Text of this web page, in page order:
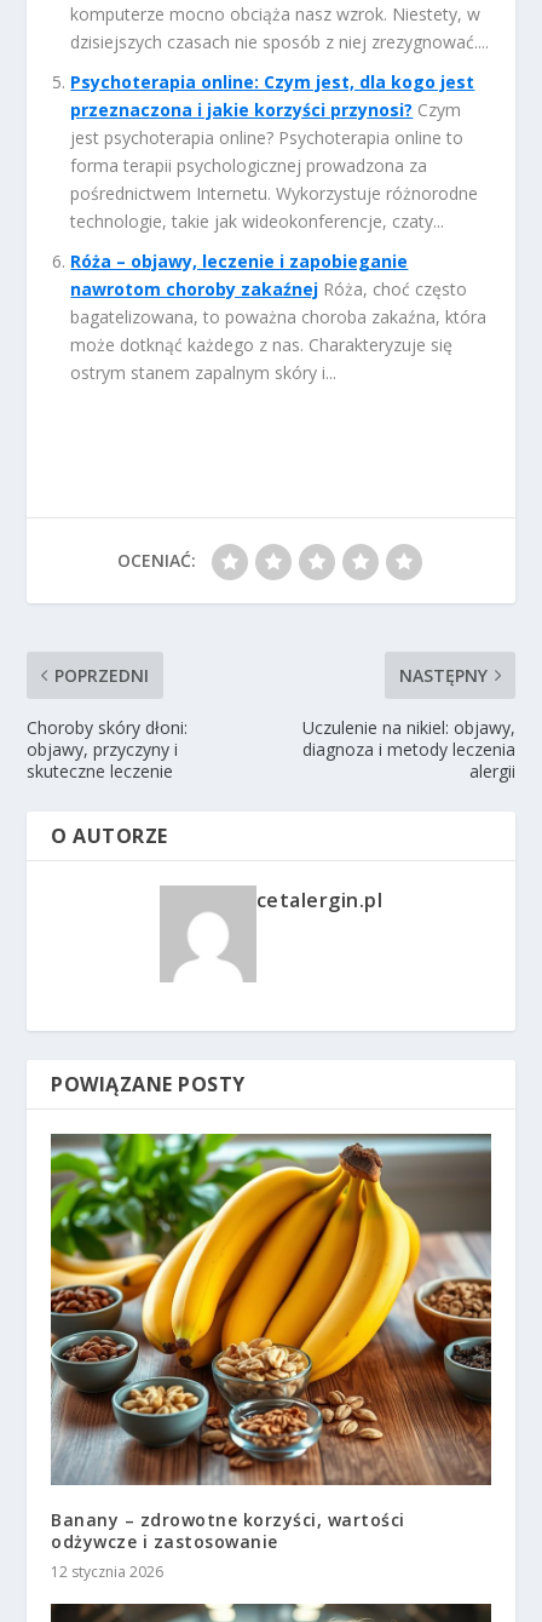
komputerze mocno obciąża nasz wzrok. Niestety, w
dzisiejszych czasach nie sposób z niej zrezygnować....
Psychoterapia online: Czym jest, dla kogo jest
przeznaczona i jakie korzyści przynosi? Czym
jest psychoterapia online? Psychoterapia online to
forma terapii psychologicznej prowadzona za
pośrednictwem Internetu. Wykorzystuje różnorodne
technologie, takie jak wideokonferencje, czaty...
Róża – objawy, leczenie i zapobieganie
nawrotom choroby zakaźnej Róża, choć często
bagatelizowana, to poważna choroba zakaźna, która
może dotknąć każdego z nas. Charakteryzuje się
ostrym stanem zapalnym skóry i...
OCENIAĆ:
POPRZEDNI
Choroby skóry dłoni:
objawy, przyczyny i
skuteczne leczenie
NASTĘPNY
Uczulenie na nikiel: objawy,
diagnoza i metody leczenia
alergii
O AUTORZE
cetalergin.pl
POWIĄZANE POSTY
Banany – zdrowotne korzyści, wartości
odżywcze i zastosowanie
12 stycznia 2026